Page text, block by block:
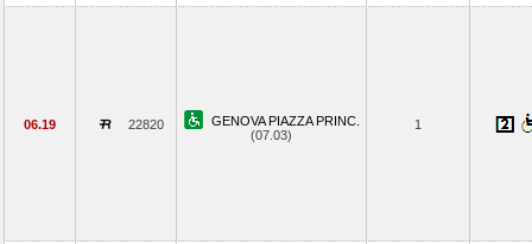
06.19 22820
GENOVA PIAZZA PRINC.
(07.03)
1